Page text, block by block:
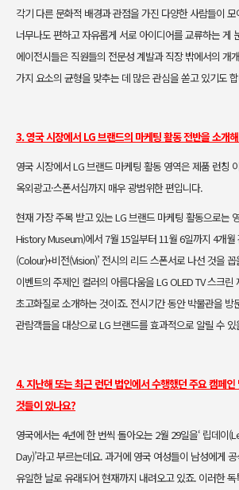
각기 다른 문화적 배경과 관점을 가진 다양한 사람들이 모
너무나도 편하고 자유롭게 서로 아이디어를 교류하는 게
에이전시들은 직원들의 전문성 계발과 직장 밖에서의 개
가지 요소의 균형을 맞추는 데 많은 관심을 쏟고 있기도
3. 영국 시장에서 LG 브랜드의 마케팅 활동 전반을 소개
영국 시장에서 LG 브랜드 마케팅 활동 영역은 제품 런칭
옥외광고·스폰서십까지 매우 광범위한 편입니다.
현재 가장 주목 받고 있는 LG 브랜드 마케팅 활동으로는
History Museum)에서 7월 15일부터 11월 6일까지 4개월
(Colour)+비전(Vision)’ 전시의 리드 스폰서로 나선 것을 꼽
이벤트의 주제인 컬러의 아름다움을 LG OLED TV 스크린
초고화질로 소개하는 것이죠. 전시기간 동안 박물관을 방
관람객들을 대상으로 LG 브랜드를 효과적으로 알릴 수
4. 지난해 또는 최근 런던 법인에서 수행했던 주요 캠페인
것들이 있나요?
영국에서는 4년에 한 번씩 돌아오는 2월 29일을‘ 립데이
Day)’라고부르는데요. 과거에 영국 여성들이 남성에게
유일한날로 유래되어 현재까지 내려오고 있죠. 이러한